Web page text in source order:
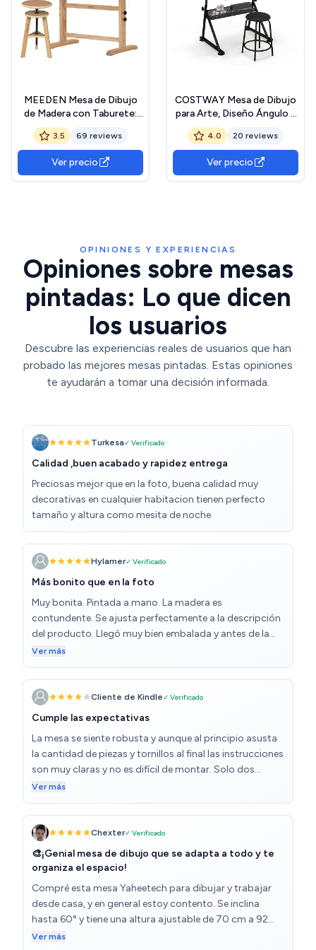
MEEDEN Mesa de Dibujo
de Madera con Taburete:
Mesa de Pintura Ajustable
en Altura de 90 x 60 cm -
Escritorio Inclinable para
Artistas y Pintores - de
Dibujo para Arte y
3.5 69 reviews
Ver precio
COSTWAY Mesa de Dibujo
para Arte, Diseño Ángulo y
Altura Ajustable, Escritorio
para Oficina con Cajón Silla
(Natural)
4.0 20 reviews
Ver precio
OPINIONES Y EXPERIENCIAS
Opiniones sobre mesas
pintadas: Lo que dicen
los usuarios
Descubre las experiencias reales de usuarios que han
probado las mejores mesas pintadas. Estas opiniones
te ayudarán a tomar una decisión informada.
Turkesa✓ Verificado
Calidad ,buen acabado y rapidez entrega
Preciosas mejor que en la foto, buena calidad muy
decorativas en cualquier habitacion tienen perfecto
tamaño y altura como mesita de noche
Hylamer✓ Verificado
Más bonito que en la foto
Muy bonita. Pintada a mano. La madera es
contundente. Se ajusta perfectamente a la descripción
del producto. Llegó muy bien embalada y antes de la
fecha prevista.
Ver más
Cliente de Kindle✓ Verificado
Cumple las expectativas
La mesa se siente robusta y aunque al principio asusta
la cantidad de piezas y tornillos al final las instrucciones
son muy claras y no es difícil de montar. Solo dos
pegas hasta ahora: 1) el taburete cojea de una pata 2)
no tiene que ver con el producto sino con la entrega:
pagué envío y el repartidor no la quiso entregar en mi
piso (vivo en un 7o.), tuve que bajar a recibirla al portal,
a más de una calle de mi escalera. La caja es voluminosa
y pesada, me costó lo suyo llevarla hasta mi entrada.
Ver más
Chexter✓ Verificado
🎨¡Genial mesa de dibujo que se adapta a todo y te
organiza el espacio!
Compré esta mesa Yaheetech para dibujar y trabajar
desde casa, y en general estoy contento. Se inclina
hasta 60° y tiene una altura ajustable de 70 cm a 92
cm, lo que la hace útil desde adulto hasta niños más
Ver más